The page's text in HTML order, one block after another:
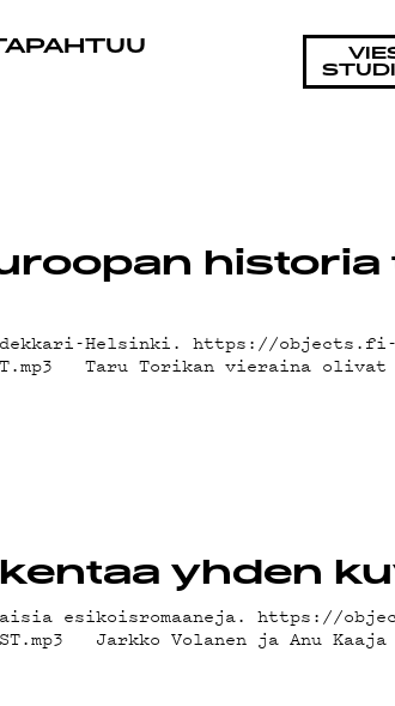
historia
dekkari-Helsinki. https://objects.fi-
Taru Torikan vieraina
yhden
esikoisromaaneja. https://
Jarkko Volanen ja Anu